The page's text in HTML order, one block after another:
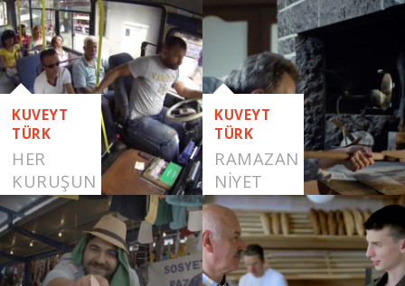
KUVEYT
TÜRK
HER
KURUŞUN
DEĞERİNİ
BİLENLERE
KUVEYT
TÜRK
RAMAZAN
NİYET